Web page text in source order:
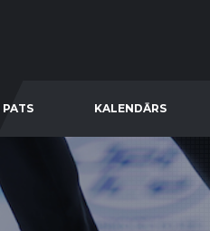
KALENDĀRS